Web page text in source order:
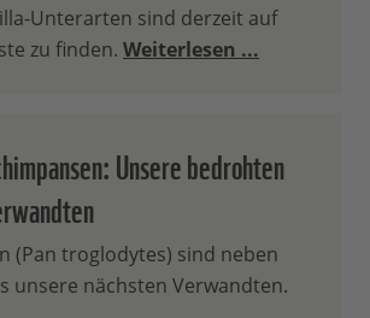
Unterarten sind derzeit auf
zu finden. Weiterlesen ...
Unsere bedrohten
(Pan troglodytes) sind neben
unsere nächsten Verwandten.